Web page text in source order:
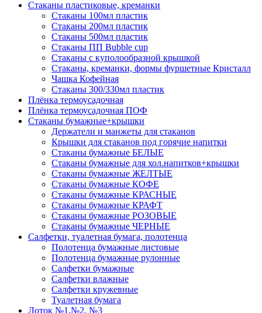
Стаканы пластиковые, креманки
Стаканы 100мл пластик
Стаканы 200мл пластик
Стаканы 500мл пластик
Стаканы ПП Bubble cup
Стаканы с куполообразной крышкой
Стаканы, креманки, формы фуршетные Кристалл
Чашка Кофейная
Стаканы 300/330мл пластик
Плёнка термоусадочная
Плёнка термоусадочная ПОФ
Стаканы бумажные+крышки
Держатели и манжеты для стаканов
Крышки для стаканов под горячие напитки
Стаканы бумажные БЕЛЫЕ
Стаканы бумажные для хол.напитков+крышки
Стаканы бумажные ЖЕЛТЫЕ
Стаканы бумажные КОФЕ
Стаканы бумажные КРАСНЫЕ
Стаканы бумажные КРАФТ
Стаканы бумажные РОЗОВЫЕ
Стаканы бумажные ЧЕРНЫЕ
Салфетки, туалетная бумага, полотенца
Полотенца бумажные листовые
Полотенца бумажные рулонные
Салфетки бумажные
Салфетки влажные
Салфетки кружевные
Туалетная бумага
Лоток №1,№2, №3